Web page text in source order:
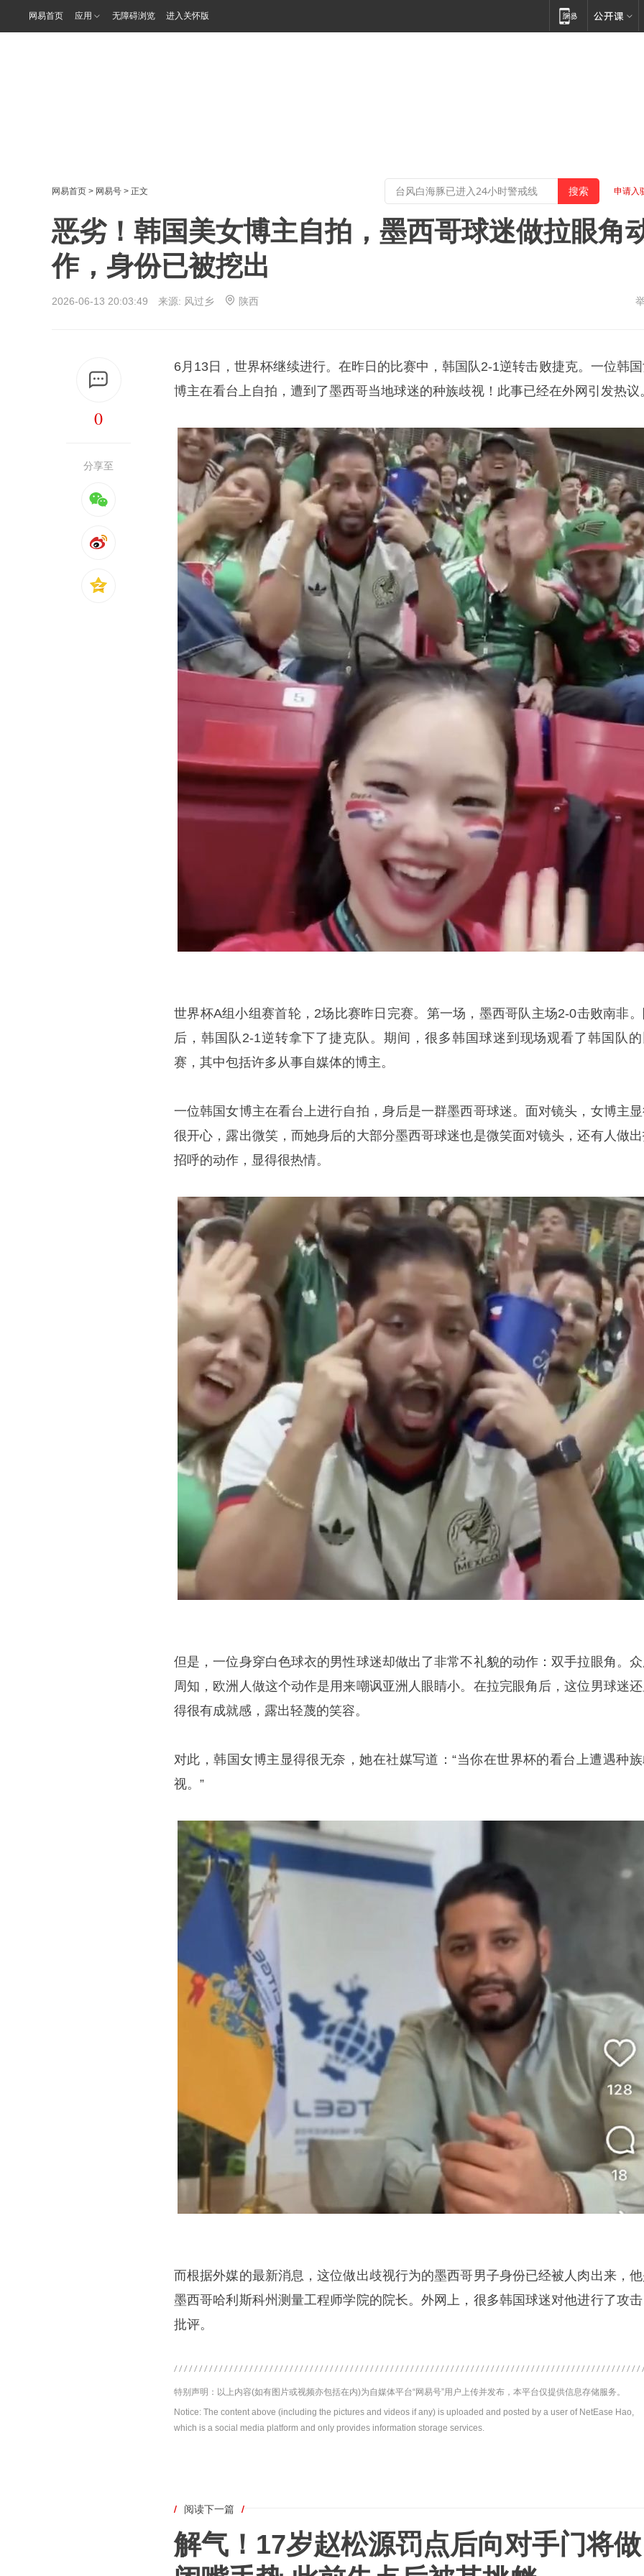
网易首页 应用 无障碍浏览 进入关怀版
网易首页 > 网易号 > 正文 申请入
恶劣！韩国美女博主自拍，墨西哥球迷做拉眼角
作，身份已被挖出
2026-06-13 20:03:49 来源: 风过乡 陕西
0
分享至
6月13日，世界杯继续进行。在昨日的比赛中，韩国队2-1逆转击败捷克。一位韩
博主在看台上自拍，遭到了墨西哥当地球迷的种族歧视！此事已经在外网引发热议
世界杯A组小组赛首轮，2场比赛昨日完赛。第一场，墨西哥队主场2-0击败南非
后，韩国队2-1逆转拿下了捷克队。期间，很多韩国球迷到现场观看了韩国队
赛，其中包括许多从事自媒体的博主。
一位韩国女博主在看台上进行自拍，身后是一群墨西哥球迷。面对镜头，女博主
很开心，露出微笑，而她身后的大部分墨西哥球迷也是微笑面对镜头，还有人做
招呼的动作，显得很热情。
但是，一位身穿白色球衣的男性球迷却做出了非常不礼貌的动作：双手拉眼角。
周知，欧洲人做这个动作是用来嘲讽亚洲人眼睛小。在拉完眼角后，这位男球迷
得很有成就感，露出轻蔑的笑容。
对此，韩国女博主显得很无奈，她在社媒写道：“当你在世界杯的看台上遭遇种
视。”
而根据外媒的最新消息，这位做出歧视行为的墨西哥男子身份已经被人肉出来，
墨西哥哈利斯科州测量工程师学院的院长。外网上，很多韩国球迷对他进行了攻
批评。
特别声明：以上内容(如有图片或视频亦包括在内)为自媒体平台“网易号”用户上传并发布，本平台仅提供信息存储服务。
Notice: The content above (including the pictures and videos if any) is uploaded and posted by a user of NetEase Hao,
which is a social media platform and only provides information storage services.
/ 阅读下一篇 /
解气！17岁赵松源罚点后向对手门将做